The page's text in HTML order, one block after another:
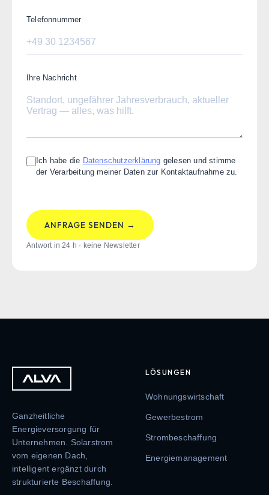
Telefonnummer
Ihre Nachricht
Ich habe die Datenschutzerklärung gelesen und stimme
der Verarbeitung meiner Daten zur Kontaktaufnahme zu.
ANFRAGE SENDEN →
Antwort in 24 h · keine Newsletter
Ganzheitliche
Energieversorgung für
Unternehmen. Solarstrom
vom eigenen Dach,
intelligent ergänzt durch
strukturierte Beschaffung.
LÖSUNGEN
Wohnungswirtschaft
Gewerbestrom
Strombeschaffung
Energiemanagement